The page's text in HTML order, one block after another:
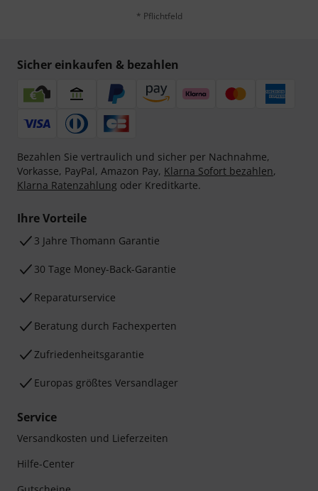
* Pflichtfeld
Sicher einkaufen & bezahlen
Bezahlen Sie vertraulich und sicher per Nachnahme,
Vorkasse, PayPal, Amazon Pay, Klarna Sofort bezahlen,
Klarna Ratenzahlung oder Kreditkarte.
Ihre Vorteile
3 Jahre Thomann Garantie
30 Tage Money-Back-Garantie
Reparaturservice
Beratung durch Fachexperten
Zufriedenheitsgarantie
Europas größtes Versandlager
Service
Versandkosten und Lieferzeiten
Hilfe-Center